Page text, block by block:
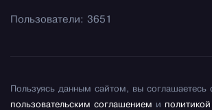
Пользователи: 3651
Пользуясь данным сайтом, вы соглашаетесь
пользовательским соглашением и политикой